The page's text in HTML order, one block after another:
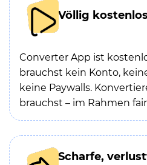
Völlig kostenlos
Converter App ist
brauchst kein Konto,
keine Paywalls.
brauchst – im Rahmen
Scharfe,